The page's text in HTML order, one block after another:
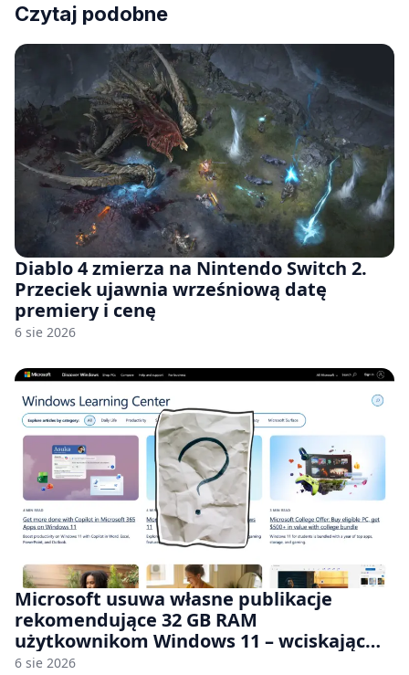
Czytaj podobne
Diablo 4 zmierza na Nintendo Switch 2.
Przeciek ujawnia wrześniową datę
premiery i cenę
6 sie 2026
Microsoft usuwa własne publikacje
rekomendujące 32 GB RAM
użytkownikom Windows 11 – wciskając
nam przy tym komputery z 8 GB RAM po
6 sie 2026